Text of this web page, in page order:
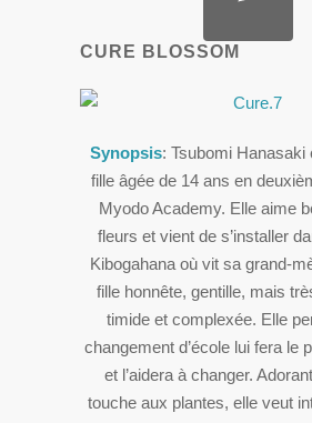
CURE BLOSSOM
Synopsis: Tsubomi Hanasaki
fille âgée de 14 ans en
Myodo Academy. Elle aime
fleurs et vient de s’installer
Kibogahana où vit sa grand-
fille honnête, gentille, mais
timide et complexée. Elle
changement d’école lui fera le
et l’aidera à changer.
touche aux plantes, elle veut